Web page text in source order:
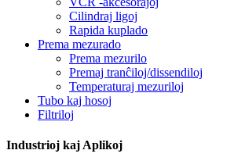
Cilindraj ligoj
Rapida kuplado
Prema mezurado
Prema mezurilo
Premaj tranĉiloj/dissendiloj
Temperaturaj mezuriloj
Tubo kaj hosoj
Filtriloj
Industrioj kaj Aplikoj